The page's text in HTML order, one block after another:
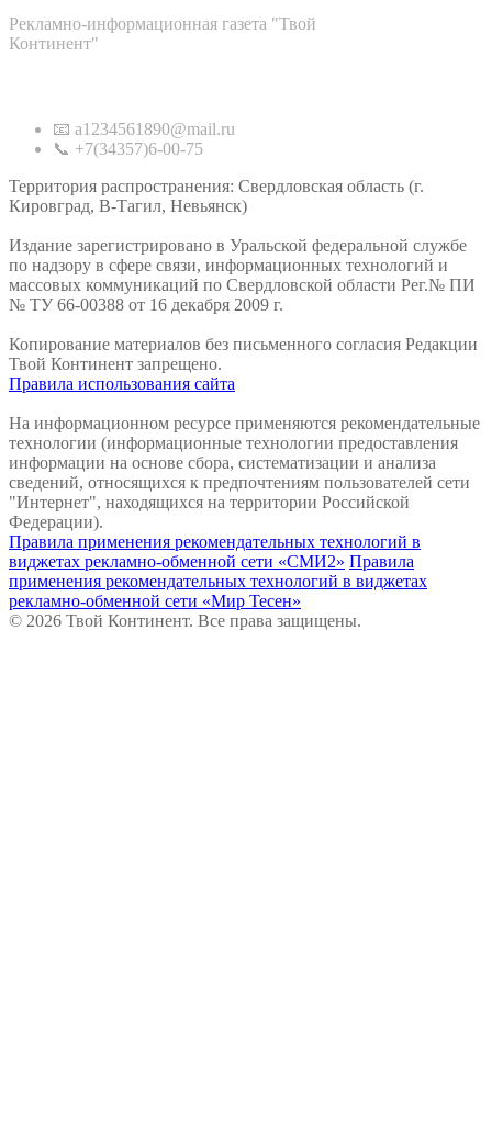
Рекламно-информационная газета "Твой
Континент"
📧 a1234561890@mail.ru
📞 +7(34357)6-00-75
Территория распространения: Свердловская область (г.
Кировград, В-Тагил, Невьянск)
Издание зарегистрировано в Уральской федеральной службе
по надзору в сфере связи, информационных технологий и
массовых коммуникаций по Свердловской области Рег.№ ПИ
№ ТУ 66-00388 от 16 декабря 2009 г.
Копирование материалов без письменного согласия Редакции
Твой Континент запрещено.
Правила использования сайта
На информационном ресурсе применяются рекомендательные
технологии (информационные технологии предоставления
информации на основе сбора, систематизации и анализа
сведений, относящихся к предпочтениям пользователей сети
"Интернет", находящихся на территории Российской
Федерации).
Правила применения рекомендательных технологий в
виджетах рекламно-обменной сети «СМИ2» Правила
применения рекомендательных технологий в виджетах
рекламно-обменной сети «Мир Тесен»
© 2026 Твой Континент. Все права защищены.